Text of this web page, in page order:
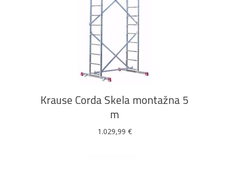
DODAJ U KOŠARICU
Krause Corda Skela montažna 5
m
1.029,99 €